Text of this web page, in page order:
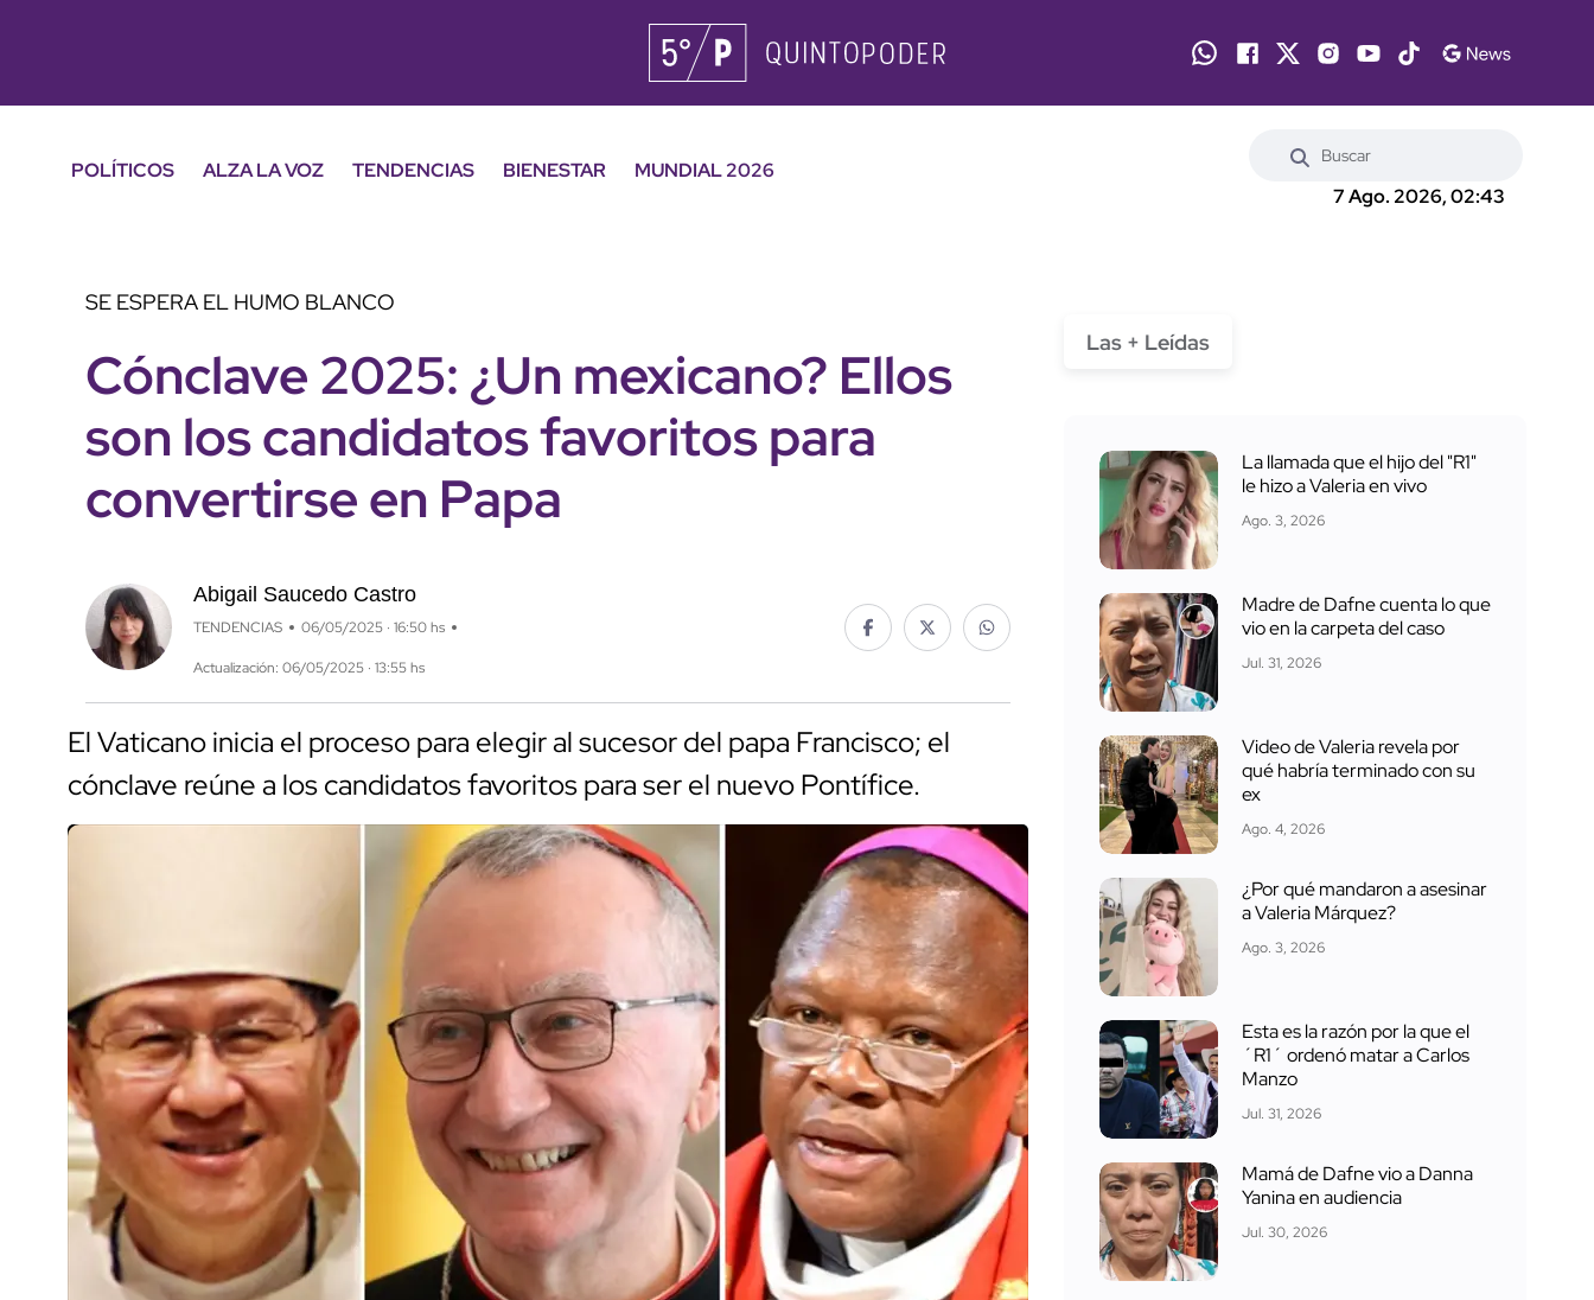
POLÍTICOS ALZA LA VOZ TENDENCIAS BIENESTAR
MUNDIAL 2026
7 Ago. 2026, 02:43
SE ESPERA EL HUMO BLANCO
Cónclave 2025: ¿Un mexicano? Ellos
son los candidatos favoritos para
convertirse en Papa
Abigail Saucedo Castro
TENDENCIAS 06/05/2025 · 16:50 hs
Actualización: 06/05/2025 · 13:55 hs
El Vaticano inicia el proceso para elegir al sucesor del papa Francisco; el
cónclave reúne a los candidatos favoritos para ser el nuevo Pontífice.
Las + Leídas
La llamada que el hijo del "R1"
le hizo a Valeria en vivo
Ago. 3, 2026
Madre de Dafne cuenta lo que
vio en la carpeta del caso
Jul. 31, 2026
Video de Valeria revela por
qué habría terminado con su
ex
Ago. 4, 2026
¿Por qué mandaron a asesinar
a Valeria Márquez?
Ago. 3, 2026
Esta es la razón por la que el
´R1´ ordenó matar a Carlos
Manzo
Jul. 31, 2026
Mamá de Dafne vio a Danna
Yanina en audiencia
Jul. 30, 2026